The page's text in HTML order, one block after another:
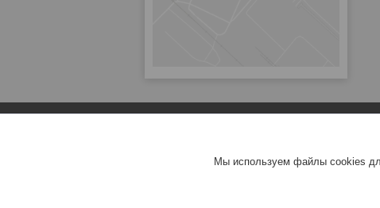
Мы используем файлы cookies